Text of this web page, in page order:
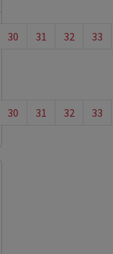
30 31 32 33
30 31 32 33